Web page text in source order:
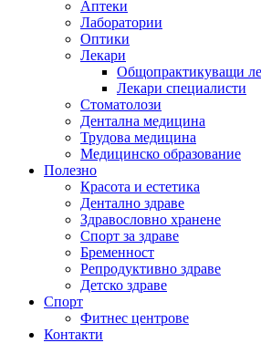
Аптеки
Лаборатории
Оптики
Лекари
Общопрактикуващи
Лекари специалисти
Стоматолози
Дентална медицина
Трудова медицина
Медицинско образование
Полезно
Красота и естетика
Дентално здраве
Здравословно хранене
Спорт за здраве
Бременност
Репродуктивно здраве
Детско здраве
Спорт
Фитнес центрове
Контакти